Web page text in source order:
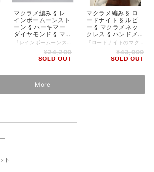
マクラメ編み § レ
インボームーンスト
ーン § ハーキマー
ダイヤモンド § マ
クラメネックレス §
¥24,200
SOLD OUT
マクラメ編み § ロ
ードナイト § ルビ
ー § マクラメネッ
クレス § ハンドメ
イド § 天のしずく
¥43,000
SOLD OUT
More
ト